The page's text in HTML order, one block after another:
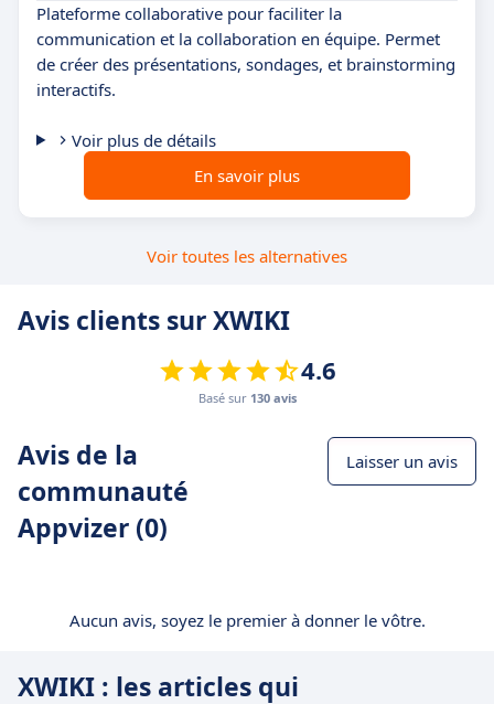
Plateforme collaborative pour faciliter la
communication et la collaboration en équipe. Permet
de créer des présentations, sondages, et brainstorming
interactifs.
Voir plus de détails
En savoir plus
Voir toutes les alternatives
Avis clients sur XWIKI
4.6
Basé sur 130 avis
Avis de la
communauté
Appvizer (0)
Laisser un avis
Aucun avis, soyez le premier à donner le vôtre.
XWIKI : les articles qui